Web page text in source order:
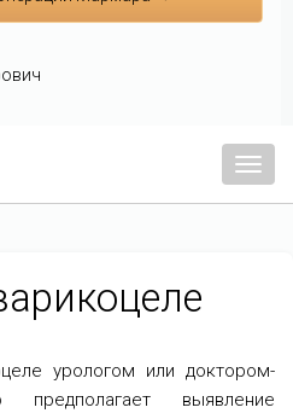
Меню
урологом или доктором-
предполагает выявление